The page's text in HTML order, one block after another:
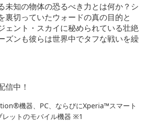
未知の物体の恐るべき力とは何か？シ
裏切っていたウォードの真の目的と
ェント・スカイに秘められている壮絶
ズンも彼らは世界中でタフな戦いを繰
信中！
機器、PC、ならびにXperia™スマート
ットのモバイル機器 ※1